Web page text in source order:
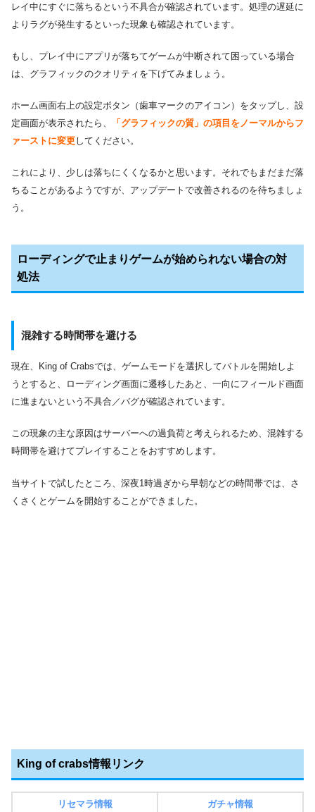
レイ中にすぐに落ちるという不具合が確認されています。処理の遅延に
よりラグが発生するといった現象も確認されています。
もし、プレイ中にアプリが落ちてゲームが中断されて困っている場合
は、グラフィックのクオリティを下げてみましょう。
ホーム画面右上の設定ボタン（歯車マークのアイコン）をタップし、設
定画面が表示されたら、
「グラフィックの質」の項目をノーマルからフ
ァーストに変更してください。
これにより、少しは落ちにくくなるかと思います。それでもまだまだ落
ちることがあるようですが、アップデートで改善されるのを待ちましょ
う。
ローディングで止まりゲームが始められない場合の対
処法
混雑する時間帯を避ける
現在、King of Crabsでは、ゲームモードを選択してバトルを開始しよ
うとすると、ローディング画面に遷移したあと、一向にフィールド画面
に進まないという不具合／バグが確認されています。
この現象の主な原因はサーバーへの過負荷と考えられるため、混雑する
時間帯を避けてプレイすることをおすすめします。
当サイトで試したところ、深夜1時過ぎから早朝などの時間帯では、さ
くさくとゲームを開始することができました。
King of crabs情報リンク
リセマラ情報 ガチャ情報